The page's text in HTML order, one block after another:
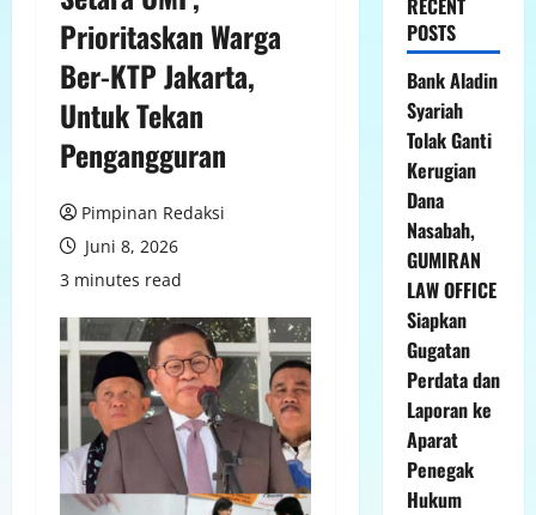
Prioritaskan Warga
Ber-KTP Jakarta,
Untuk Tekan
Pengangguran
Pimpinan Redaksi
Juni 8, 2026
3 minutes read
RECENT
POSTS
Bank Aladin
Syariah
Tolak Ganti
Kerugian
Dana
Nasabah,
GUMIRAN
LAW OFFICE
Siapkan
Gugatan
Perdata dan
Laporan ke
Aparat
Penegak
Hukum